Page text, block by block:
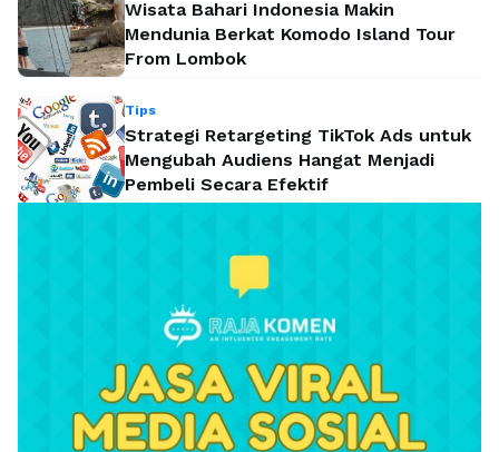
Wisata Bahari Indonesia Makin
Mendunia Berkat Komodo Island Tour
From Lombok
Tips
Strategi Retargeting TikTok Ads untuk
Mengubah Audiens Hangat Menjadi
Pembeli Secara Efektif